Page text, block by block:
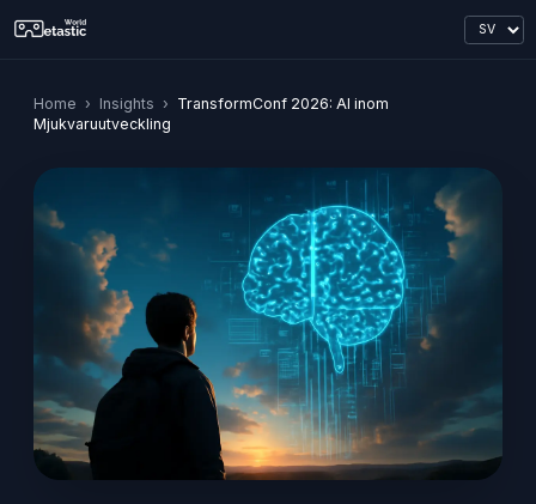
Home › Insights › TransformConf 2026: AI inom
Mjukvaruutveckling